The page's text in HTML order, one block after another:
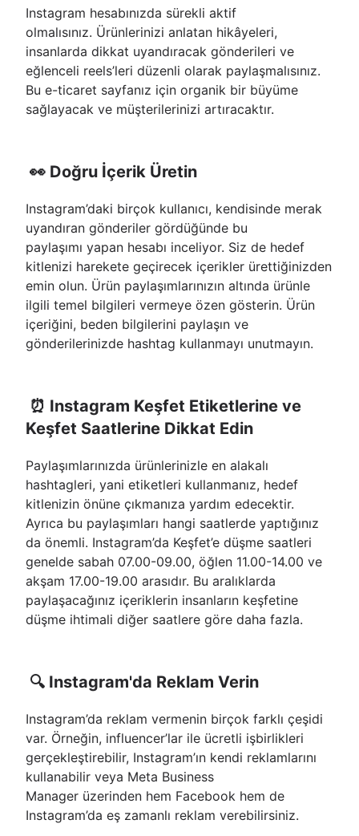
Instagram hesabınızda sürekli aktif
olmalısınız. Ürünlerinizi anlatan hikâyeleri,
insanlarda dikkat uyandıracak gönderileri ve
eğlenceli reels’leri düzenli olarak paylaşmalısınız.
Bu e-ticaret sayfanız için organik bir büyüme
sağlayacak ve müşterilerinizi artıracaktır.
👀 Doğru İçerik Üretin
Instagram’daki birçok kullanıcı, kendisinde merak
uyandıran gönderiler gördüğünde bu
paylaşımı yapan hesabı inceliyor. Siz de hedef
kitlenizi harekete geçirecek içerikler ürettiğinizden
emin olun. Ürün paylaşımlarınızın altında ürünle
ilgili temel bilgileri vermeye özen gösterin. Ürün
içeriğini, beden bilgilerini paylaşın ve
gönderilerinizde hashtag kullanmayı unutmayın.
⏰ Instagram Keşfet Etiketlerine ve
Keşfet Saatlerine Dikkat Edin
Paylaşımlarınızda ürünlerinizle en alakalı
hashtagleri, yani etiketleri kullanmanız, hedef
kitlenizin önüne çıkmanıza yardım edecektir.
Ayrıca bu paylaşımları hangi saatlerde yaptığınız
da önemli. Instagram’da Keşfet’e düşme saatleri
genelde sabah 07.00-09.00, öğlen 11.00-14.00 ve
akşam 17.00-19.00 arasıdır. Bu aralıklarda
paylaşacağınız içeriklerin insanların keşfetine
düşme ihtimali diğer saatlere göre daha fazla.
🔍 Instagram'da Reklam Verin
Instagram’da reklam vermenin birçok farklı çeşidi
var. Örneğin, influencer’lar ile ücretli işbirlikleri
gerçekleştirebilir, Instagram’ın kendi reklamlarını
kullanabilir veya Meta Business
Manager üzerinden hem Facebook hem de
Instagram’da eş zamanlı reklam verebilirsiniz.